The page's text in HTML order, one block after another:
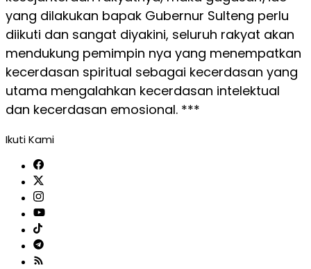
yang dilakukan bapak Gubernur Sulteng perlu
diikuti dan sangat diyakini, seluruh rakyat akan
mendukung pemimpin nya yang menempatkan
kecerdasan spiritual sebagai kecerdasan yang
utama mengalahkan kecerdasan intelektual
dan kecerdasan emosional. ***
Ikuti Kami